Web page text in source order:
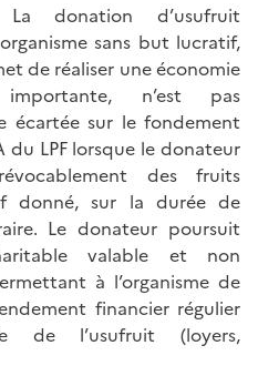
donation d’usufruit
sans but lucratif,
de réaliser une économie
n’est pas
écartée sur le fondement
du LPF lorsque le donateur
des fruits
donné, sur la durée de
Le donateur poursuit
valable et non
à l’organisme de
financier régulier
de l’usufruit (loyers,